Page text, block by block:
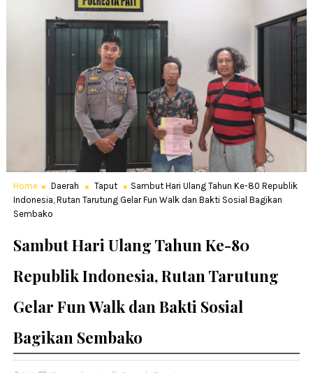
Home Daerah Taput
Sambut Hari Ulang Tahun Ke-80 Republik
Indonesia, Rutan Tarutung Gelar Fun Walk dan Bakti Sosial Bagikan
Sembako
Sambut Hari Ulang Tahun Ke-80
Republik Indonesia, Rutan Tarutung
Gelar Fun Walk dan Bakti Sosial
Bagikan Sembako